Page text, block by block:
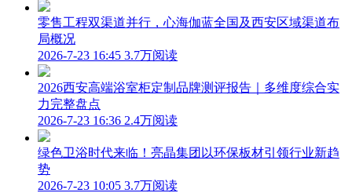
零售工程双渠道并行，心海伽蓝全国及西安区域渠道布
局概况
2026-7-23 16:45 3.7万阅读
2026西安高端浴室柜定制品牌测评报告｜多维度综合实
力完整盘点
2026-7-23 16:36 2.4万阅读
绿色卫浴时代来临！亮晶集团以环保板材引领行业新趋
势
2026-7-23 10:05 3.7万阅读